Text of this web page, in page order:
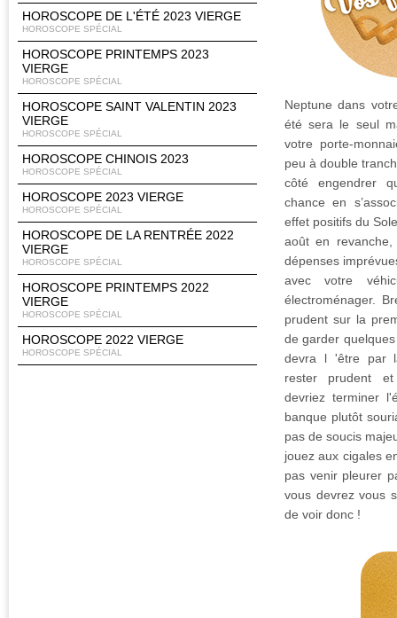
HOROSCOPE DE L'ÉTÉ 2023 VIERGE
HOROSCOPE SPÉCIAL
HOROSCOPE PRINTEMPS 2023
VIERGE
HOROSCOPE SPÉCIAL
HOROSCOPE SAINT VALENTIN 2023
VIERGE
HOROSCOPE SPÉCIAL
HOROSCOPE CHINOIS 2023
HOROSCOPE SPÉCIAL
HOROSCOPE 2023 VIERGE
HOROSCOPE SPÉCIAL
HOROSCOPE DE LA RENTRÉE 2022
VIERGE
HOROSCOPE SPÉCIAL
HOROSCOPE PRINTEMPS 2022
VIERGE
HOROSCOPE SPÉCIAL
HOROSCOPE 2022 VIERGE
HOROSCOPE SPÉCIAL
Neptune dans
été sera le seul
votre porte-
peu à double
côté engendrer
chance en
effet positifs du
août en
dépenses
avec votre
électroménager.
prudent sur la
de garder
devra l 'être par
rester prudent
devriez terminer
banque plutôt
pas de soucis
jouez aux cigales
pas venir pleurer
vous devrez vous
de voir donc !